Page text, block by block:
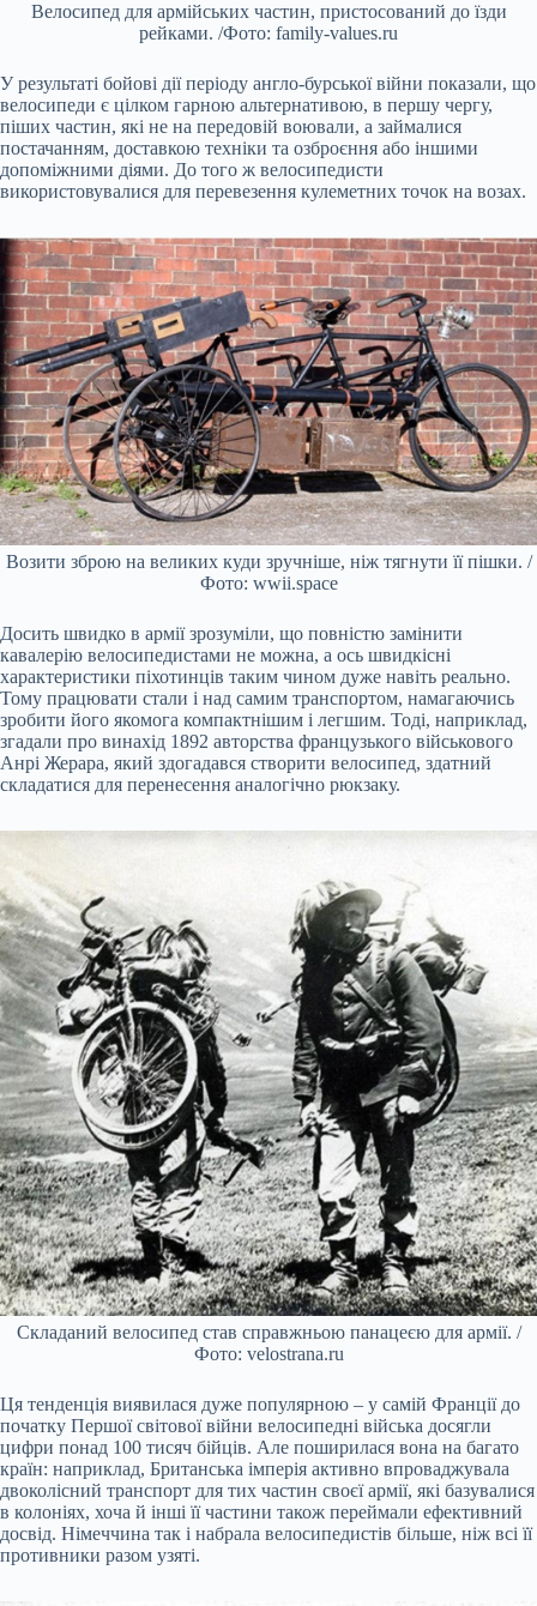
Велосипед для армійських частин, пристосований до їзди
рейками. /Фото: family-values.ru
У результаті бойові дії періоду англо-бурської війни показали, що
велосипеди є цілком гарною альтернативою, в першу чергу,
піших частин, які не на передовій воювали, а займалися
постачанням, доставкою техніки та озброєння або іншими
допоміжними діями. До того ж велосипедисти
використовувалися для перевезення кулеметних точок на возах.
Возити зброю на великих куди зручніше, ніж тягнути її пішки. /
Фото: wwii.space
Досить швидко в армії зрозуміли, що повністю замінити
кавалерію велосипедистами не можна, а ось швидкісні
характеристики піхотинців таким чином дуже навіть реально.
Тому працювати стали і над самим транспортом, намагаючись
зробити його якомога компактнішим і легшим. Тоді, наприклад,
згадали про винахід 1892 авторства французького військового
Анрі Жерара, який здогадався створити велосипед, здатний
складатися для перенесення аналогічно рюкзаку.
Складаний велосипед став справжньою панацеєю для армії. /
Фото: velostrana.ru
Ця тенденція виявилася дуже популярною – у самій Франції до
початку Першої світової війни велосипедні війська досягли
цифри понад 100 тисяч бійців. Але поширилася вона на багато
країн: наприклад, Британська імперія активно впроваджувала
двоколісний транспорт для тих частин своєї армії, які базувалися
в колоніях, хоча й інші її частини також переймали ефективний
досвід. Німеччина так і набрала велосипедистів більше, ніж всі її
противники разом узяті.